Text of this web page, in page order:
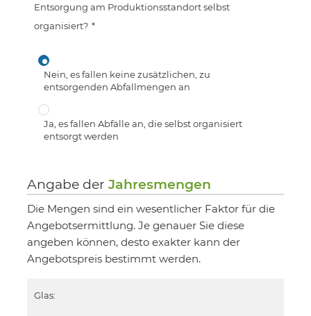
Entsorgung am Produktionsstandort selbst
organisiert? *
Nein, es fallen keine zusätzlichen, zu
entsorgenden Abfallmengen an
Ja, es fallen Abfälle an, die selbst organisiert
entsorgt werden
Angabe der Jahresmengen
Die Mengen sind ein wesentlicher Faktor für die
Angebotsermittlung. Je genauer Sie diese
angeben können, desto exakter kann der
Angebotspreis bestimmt werden.
Glas: